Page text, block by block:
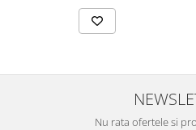
Nu rata ofertele si